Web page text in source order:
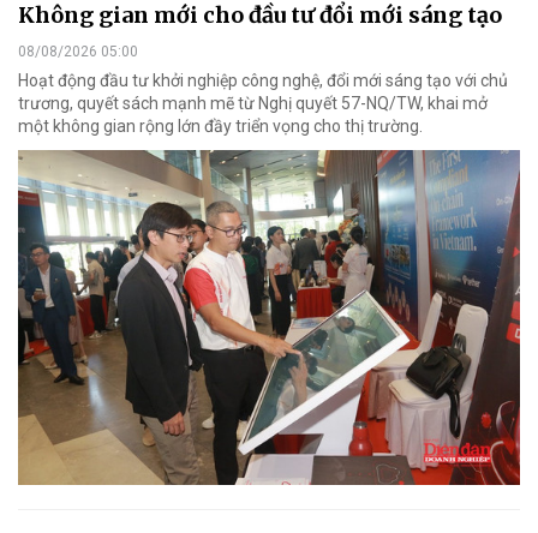
Không gian mới cho đầu tư đổi mới sáng tạo
08/08/2026 05:00
Hoạt động đầu tư khởi nghiệp công nghệ, đổi mới sáng tạo với chủ
trương, quyết sách mạnh mẽ từ Nghị quyết 57-NQ/TW, khai mở
một không gian rộng lớn đầy triển vọng cho thị trường.